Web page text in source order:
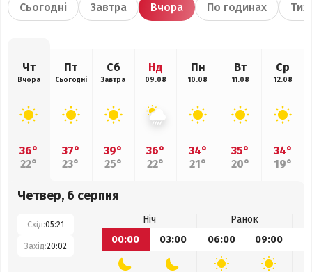
Сьогодні Завтра Вчора По годинах
Чт
Вчора
36°
22°
Пт
Сьогодні
37°
23°
Сб
Завтра
39°
25°
Нд
09.08
36°
22°
Пн
10.08
34°
21°
Вт
11.08
35°
20°
Ср
12.08
34°
19°
Четвер, 6 серпня
Схід:05:21
Захід:20:02
Ніч
Ранок
00:00
03:00 06:00 09:00